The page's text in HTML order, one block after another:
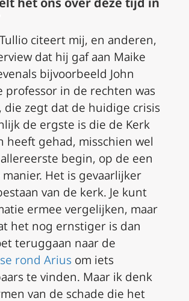
citeert mij, en anderen,
dat hij gaf aan Maike
bijvoorbeeld John
professor in de rechten was
die zegt dat de huidige crisis
de ergste is die de Kerk
heeft gehad, misschien wel
begin, op de een
Het is gevaarlijker
van de kerk. Je kunt
ermee vergelijken, maar
het nog ernstiger is dan
teruggaan naar de
rond Arius om iets
te vinden. Maar ik denk
van de schade die het